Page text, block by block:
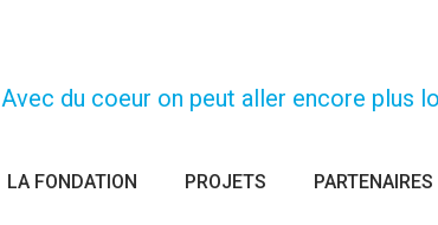
Avec du coeur on peut aller encore plus
LA FONDATION PROJETS PARTENAIRES